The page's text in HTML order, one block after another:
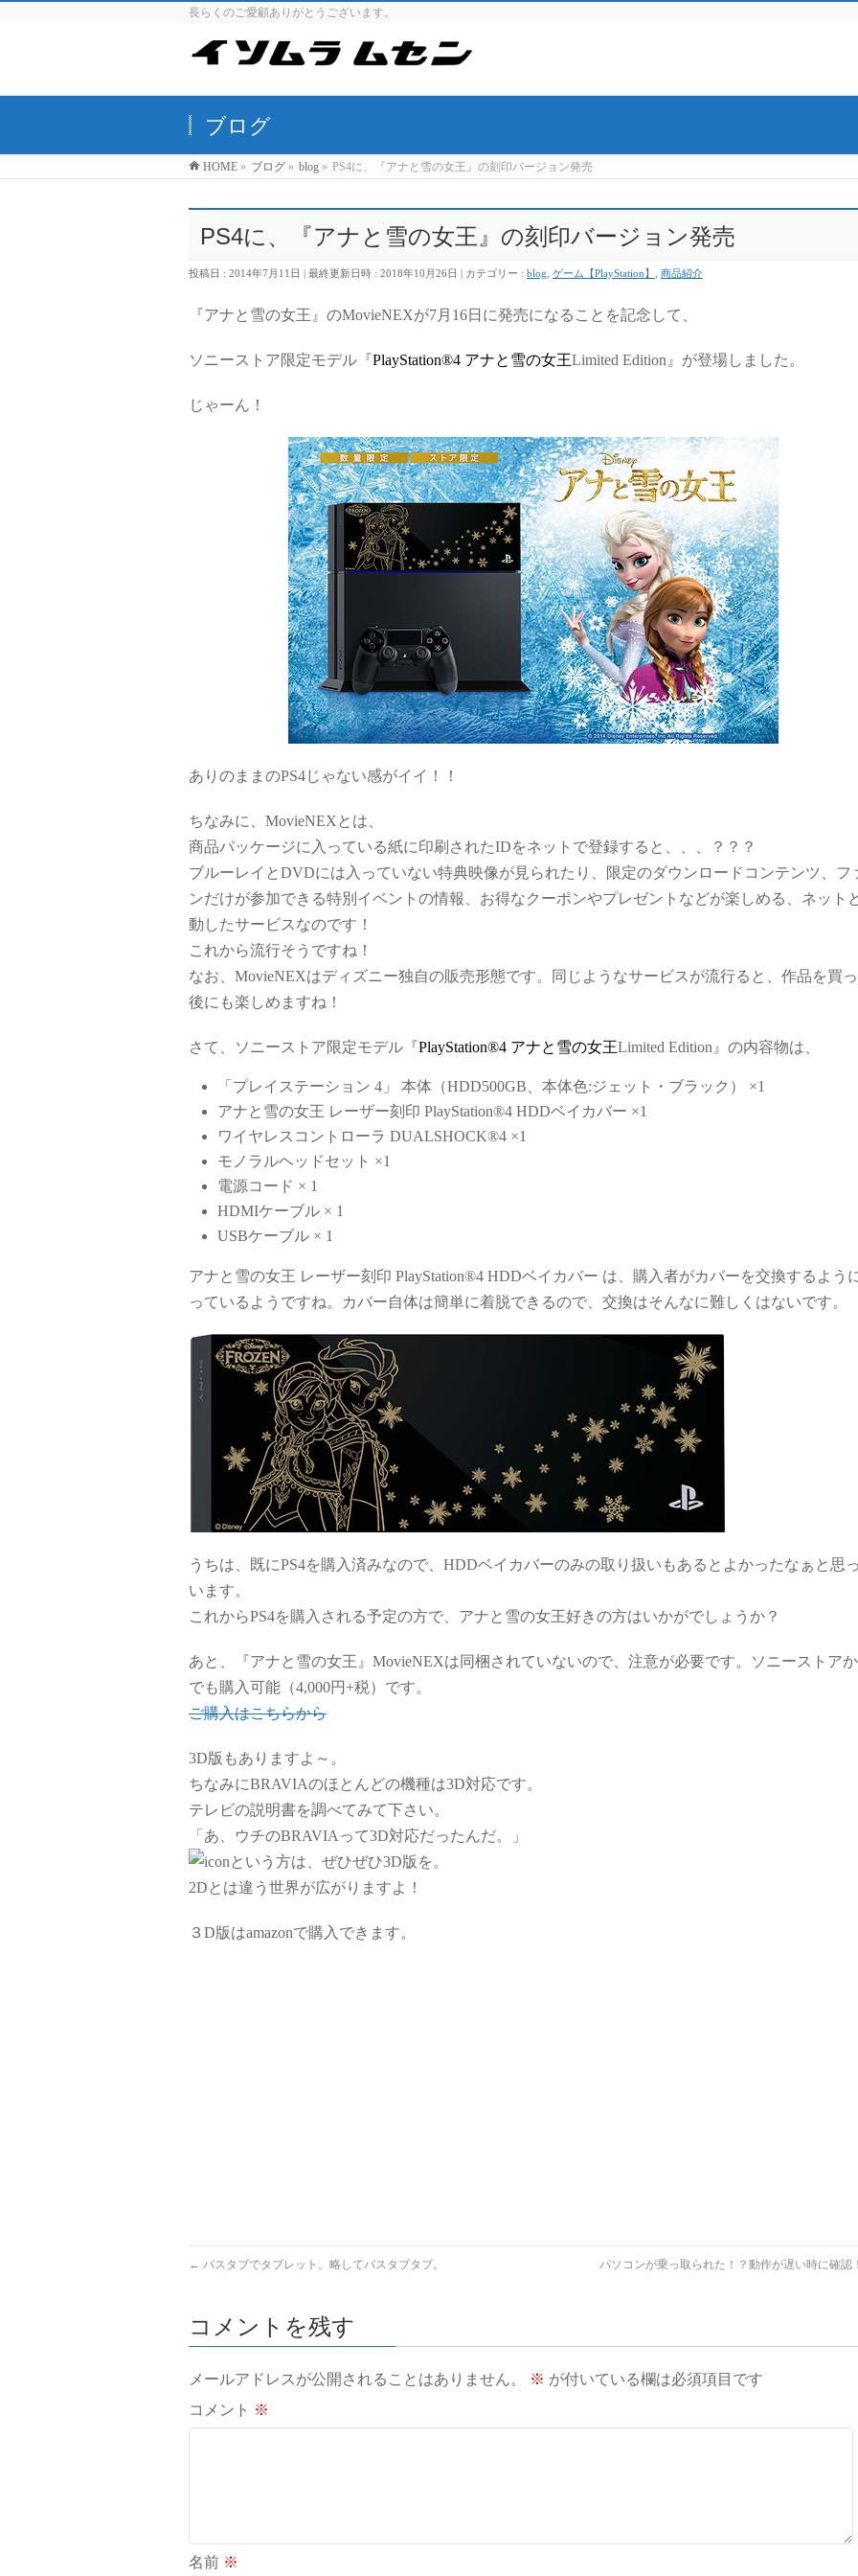
長らくのご愛顧ありがとうございます。
ブログ
HOME » ブログ » blog » PS4に、『アナと雪の女王』の刻印バージョン発売
PS4に、『アナと雪の女王』の刻印バージョン発売
投稿日 : 2014年7月11日 最終更新日時 : 2018年10月26日 カテゴリー : blog ゲーム【PlayStation】 商品紹介
『アナと雪の女王』のMovieNEXが7月16日に発売になることを記念して、
ソニーストア限定モデル『PlayStation®4 アナと雪の女王Limited Edition』が登場しました。
じゃーん！
ありのままのPS4じゃない感がイイ！！
ちなみに、MovieNEXとは、
商品パッケージに入っている紙に印刷されたIDをネットで登録すると、、、？？？
ブルーレイとDVDには入っていない特典映像が見られたり、限定のダウンロードコンテンツ、フ
ンだけが参加できる特別イベントの情報、お得なクーポンやプレゼントなどが楽しめる、ネット
動したサービスなのです！
これから流行そうですね！
なお、MovieNEXはディズニー独自の販売形態です。同じようなサービスが流行ると、作品を買
後にも楽しめますね！
さて、ソニーストア限定モデル『PlayStation®4 アナと雪の女王Limited Edition』の内容物は、
「プレイステーション 4」 本体（HDD500GB、本体色:ジェット・ブラック） ×1
アナと雪の女王 レーザー刻印 PlayStation®4 HDDベイカバー ×1
ワイヤレスコントローラ DUALSHOCK®4 ×1
モノラルヘッドセット ×1
電源コード × 1
HDMIケーブル × 1
USBケーブル × 1
アナと雪の女王 レーザー刻印 PlayStation®4 HDDベイカバー は、購入者がカバーを交換するよう
っているようですね。カバー自体は簡単に着脱できるので、交換はそんなに難しくはないです。
うちは、既にPS4を購入済みなので、HDDベイカバーのみの取り扱いもあるとよかったなぁと思
います。
これからPS4を購入される予定の方で、アナと雪の女王好きの方はいかがでしょうか？
あと、『アナと雪の女王』MovieNEXは同梱されていないので、注意が必要です。ソニーストア
でも購入可能（4,000円+税）です。
ご購入はこちらから
3D版もありますよ～。
ちなみにBRAVIAのほとんどの機種は3D対応です。
テレビの説明書を調べてみて下さい。
「あ、ウチのBRAVIAって3D対応だったんだ。」
という方は、ぜひぜひ3D版を。
2Dとは違う世界が広がりますよ！
３D版はamazonで購入できます。
← バスタブでタブレット。略してバスタブタブ。 パソコンが乗っ取られた！？動作が遅い時に確認
コメントを残す
メールアドレスが公開されることはありません。 ※ が付いている欄は必須項目です
コメント ※
名前 ※